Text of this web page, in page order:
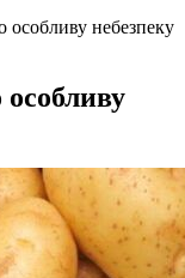
особливу небезпеку